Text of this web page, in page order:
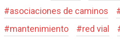
#asociaciones de caminos
#mantenimiento #red vial